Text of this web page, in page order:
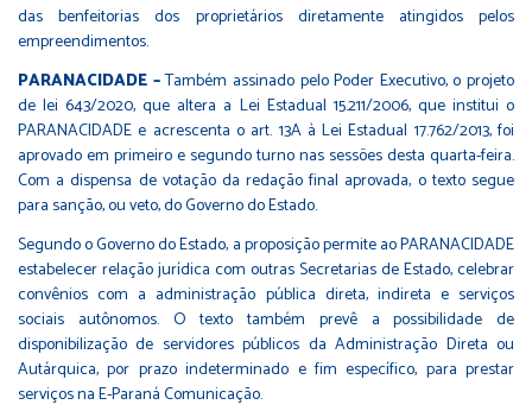
das benfeitorias dos proprietários diretamente atingidos pelos
empreendimentos.
PARANACIDADE –Também assinado pelo Poder Executivo, o projeto
de lei643/2020, que altera a Lei Estadual 15.211/2006, que institui o
PARANACIDADE e acrescenta o art. 13A à Lei Estadual 17.762/2013, foi
aprovado em primeiro e segundo turno nas sessões desta quarta-feira.
Com a dispensa de votação da redação final aprovada, o texto segue
para sanção, ou veto, do Governo do Estado.
Segundo o Governo do Estado, a proposição permite ao PARANACIDADE
estabelecer relação jurídica com outras Secretarias de Estado, celebrar
convênios com a administração pública direta, indireta e serviços
sociais autônomos. O texto também prevê a possibilidade de
disponibilização de servidores públicos da Administração Direta ou
Autárquica, por prazo indeterminado e fim específico, para prestar
serviços na E-Paraná Comunicação.